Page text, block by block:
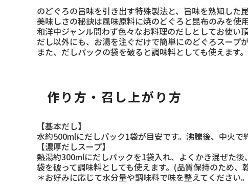
のどぐろの旨味を引き出す特殊製法と、旨味を熟知した
美味しさの秘訣は風味原料に焼のどぐろと昆布のみを使
和洋中ジャンル問わず色々なお料理のだしとしてお使い頂
だし以外にも、お湯を注ぐだけで簡単にのどぐろスープ
また、だしパックの袋を破ると調味料としても使えます。
作り方・召し上がり方
【基本だし】
水約500mlにだしパック1袋が目安です。沸騰後、中火で
【濃厚だしスープ】
熱湯約300mlにだしパックを1袋入れ、よくかき混ぜた後
袋を破って調味料としても使えます。(品質保持のため、
＊お好みに応じて水分量や調味料で味を整えてください。